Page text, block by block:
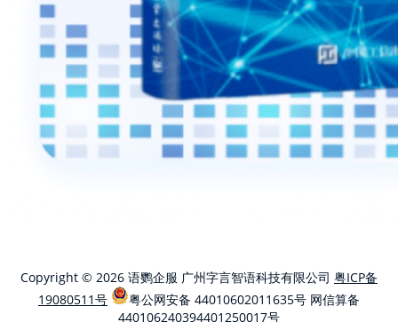
Copyright © 2026 语鹦企服 广州字言智语科技有限公司 粤ICP备
19080511号
粤公网安备 44010602011635号 网信算备
440106240394401250017号